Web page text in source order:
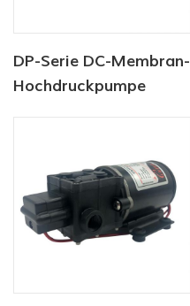
DP-Serie DC-Membran-
Hochdruckpumpe